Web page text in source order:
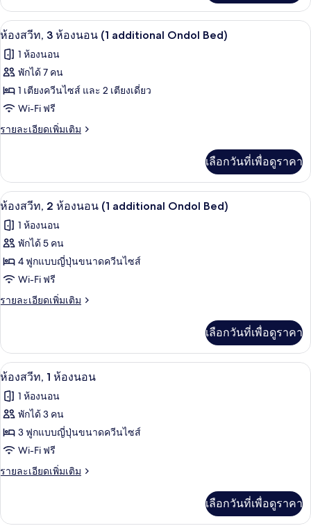
นอน
(1
additional
Ondol
Bed)
เกี่ยว
กับ
ห้อง
ท,
3
นอน
(1
Ondol
เปิด
ภาพถ่าย
ทั้งหมด
ของ
ห้อง
สวีท,
นอน
(1
additional
Ondol
Bed)
ตู้นิรภัยในห้องพัก, เตารีด/โต๊ะรีดผ้า,
7
ห้องสวีท, 3 ห้องนอน (1 additional Ondol Bed)
1 ห้องนอน
พักได้ 7 คน
1 เตียงควีนไซส์ และ 2 เตียงเดี่ยว
Wi-Fi ฟรี
รายละเอียดเพิ่มเติม
ราย
เกี่ยว
กับ
ห้อง
ท,
3
นอน
(1
Ondol
เลือกวันที่เพื่อดูราคา
เปิด
ภาพถ่าย
ทั้งหมด
ของ
ห้อง
สวีท,
นอน
(1
additional
Ondol
Bed)
ตู้นิรภัยในห้องพัก, เตารีด/โต๊ะรีดผ้า,
3
ห้องสวีท, 2 ห้องนอน (1 additional Ondol Bed)
1 ห้องนอน
พักได้ 5 คน
4 ฟูกแบบญี่ปุ่นขนาดควีนไซส์
Wi-Fi ฟรี
รายละเอียดเพิ่มเติม
ราย
เกี่ยว
กับ
ห้อง
ท,
2
นอน
(1
Ondol
เลือกวันที่เพื่อดูราคา
เปิด
ภาพถ่าย
ทั้งหมด
ของ
ห้อง
สวีท,
ตู้นิรภัยในห้องพัก, เตารีด/โต๊ะรีดผ้า,
4
ห้องสวีท, 1 ห้องนอน
1 ห้องนอน
พักได้ 3 คน
3 ฟูกแบบญี่ปุ่นขนาดควีนไซส์
Wi-Fi ฟรี
รายละเอียดเพิ่มเติม
ราย
เกี่ยว
เลือกวันที่เพื่อดูราคา